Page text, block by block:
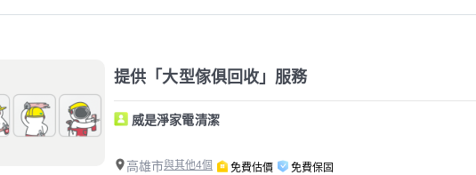
提供「大型傢俱回收」服務
威是淨家電清潔
高雄市與其他4個 免費估價 免費保固